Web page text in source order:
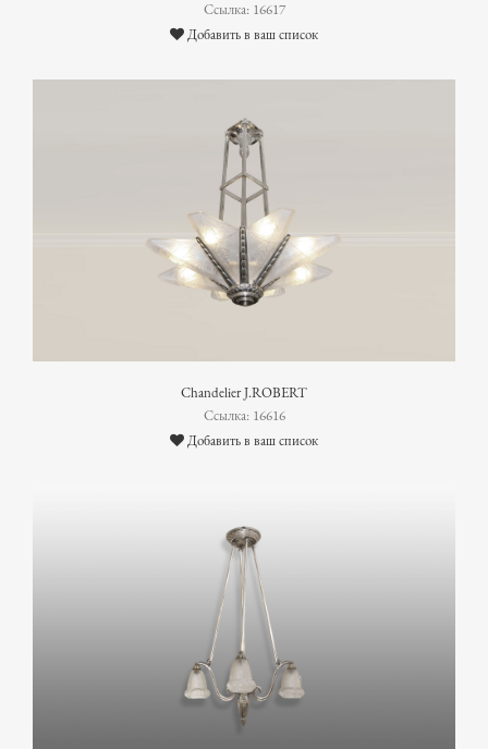
Ссылка: 16617
Добавить в ваш список
Chandelier J.ROBERT
Ссылка: 16616
Добавить в ваш список